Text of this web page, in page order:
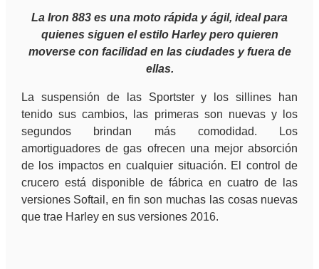
La Iron 883 es una moto rápida y ágil, ideal para
quienes siguen el estilo Harley pero quieren
moverse con facilidad en las ciudades y fuera de
ellas.
La suspensión de las Sportster y los sillines han
tenido sus cambios, las primeras son nuevas y los
segundos brindan más comodidad. Los
amortiguadores de gas ofrecen una mejor absorción
de los impactos en cualquier situación. El control de
crucero está disponible de fábrica en cuatro de las
versiones Softail, en fin son muchas las cosas nuevas
que trae Harley en sus versiones 2016.